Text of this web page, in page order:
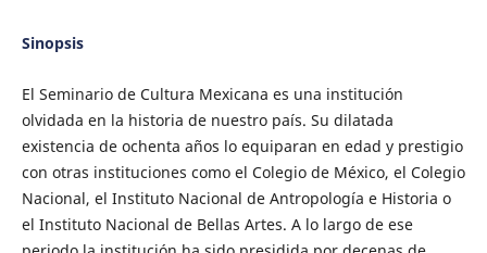
Sinopsis
El Seminario de Cultura Mexicana es una institución
olvidada en la historia de nuestro país. Su dilatada
existencia de ochenta años lo equiparan en edad y prestigio
con otras instituciones como el Colegio de México, el Colegio
Nacional, el Instituto Nacional de Antropología e Historia o
el Instituto Nacional de Bellas Artes. A lo largo de ese